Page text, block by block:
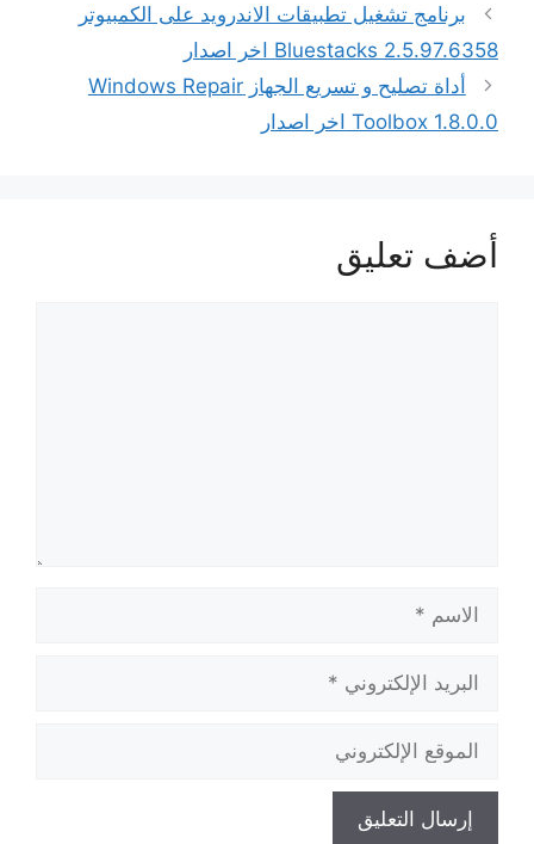
برنامج تشغيل تطبيقات الاندرويد على الكمبيوتر
Bluestacks 2.5.97.6358 اخر اصدار
أداة تصليح و تسريع الجهاز Windows Repair
Toolbox 1.8.0.0 اخر اصدار
أضف تعليق
الاسم
البريد
الإلكتروني
الموقع
الإلكتروني